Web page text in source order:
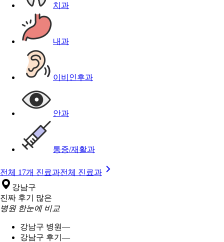
치과
내과
이비인후과
안과
통증/재활과
전체 17개 진료과전체 진료과
강남구
진짜 후기 많은
병원 한눈에 비교
강남구 병원—
강남구 후기 —